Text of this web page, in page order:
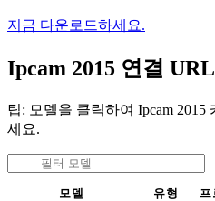
지금 다운로드하세요.
Ipcam 2015 연결 URL
팁: 모델을 클릭하여 Ipcam
세요.
모델 유형 프